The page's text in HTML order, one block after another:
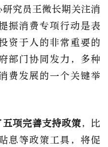
究员王微长期关注消
振消费专项行动是表
资于人的非常重要的
部门协同发力，多种
费发展的一个关键举
五项完善支持政策，比
息等政策工具，将促